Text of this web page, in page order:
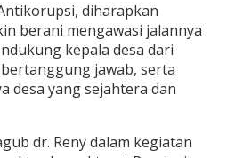
diharapkan
berani mengawasi jalannya
kepala desa dari
jawab, serta
desa yang sejahtera dan
dr. Reny dalam kegiatan